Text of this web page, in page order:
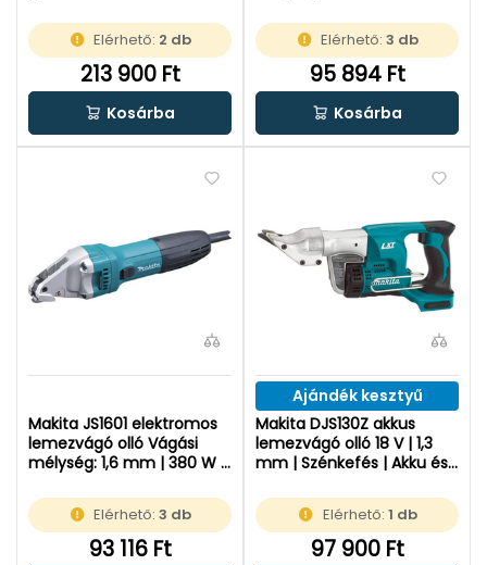
akku + töltõ | Heavy Duty
kofferbenElérhető: 2 db
213 900 Ft
Kosárba
Elérhető:3 db
95 894 Ft
Kosárba
Makita JS1601 elektromos
lemezvágó olló Vágási
mélység: 1,6 mm | 380 W |
Elérhető:3 db
93 116 Ft
Ajándék kesztyű
Makita DJS130Z akkus
lemezvágó olló 18 V | 1,3
mm | Szénkefés | Akku és
Kartondobozban
Elérhető: 1 db
97 900 Ft